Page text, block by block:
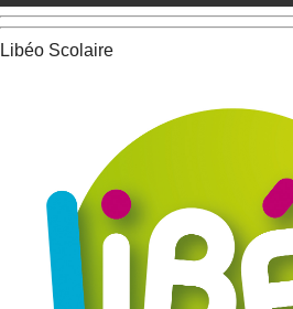
Libéo Scolaire